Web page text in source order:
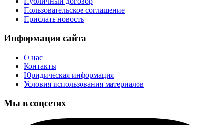
Пользовательское соглашение
Прислать новость
Информация сайта
О нас
Контакты
Юридическая информация
Условия использования материалов
Мы в соцсетях